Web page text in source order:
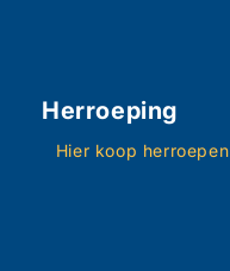
Herroeping
Hier koop herroepen